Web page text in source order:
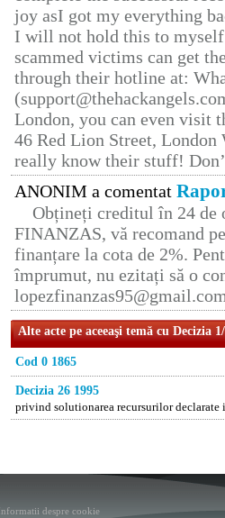
joy asI got my everything
I will not hold this to
scammed victims can get
through their hotline at:
London, you can even visit
46 Red Lion Street, London
really know their stuff!
ANONIM a comentat
Obțineți creditul în 24 de
FINANZAS, vă recomand
finanțare la cota de 2%.
împrumut, nu ezitați să o
Alte acte pe aceeaşi temă cu Decizia
Cod 0 1865
Decizia 26 1995
privind solutionarea recursurilor
Informatii despre cookie